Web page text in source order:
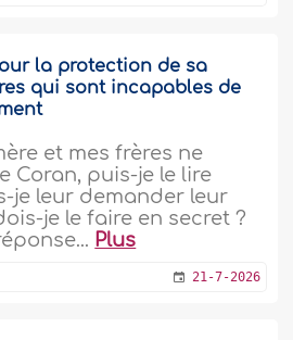
la protection de sa
qui sont incapables de
et mes frères ne
Coran, puis-je le lire
je leur demander leur
je le faire en secret ?
Plus
21-7-2026